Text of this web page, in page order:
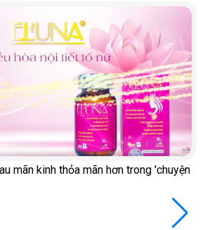
mãn kinh thỏa mãn hơn trong 'chuyện